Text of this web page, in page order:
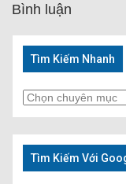
Bình luận
Tìm Kiếm Nhanh
Tìm
Kiếm
Nhanh
Tìm Kiếm Với